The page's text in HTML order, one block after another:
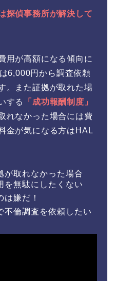
探偵事務所が解決して
用が高額になる傾向に
は6,000円から調査依頼
。また証拠が取れた場
する
「成功報酬制度」
れなかった場合には費
金が気になる方はHAL
が取れなかった場合
を無駄にしたくない
嫌だ！
不倫調査を依頼したい